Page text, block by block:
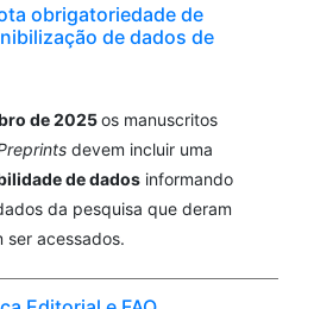
obrigatoriedade de
de dados de
de 2025os manuscritos
devem incluir uma
de dados informando
da pesquisa que deram
ser acessados.